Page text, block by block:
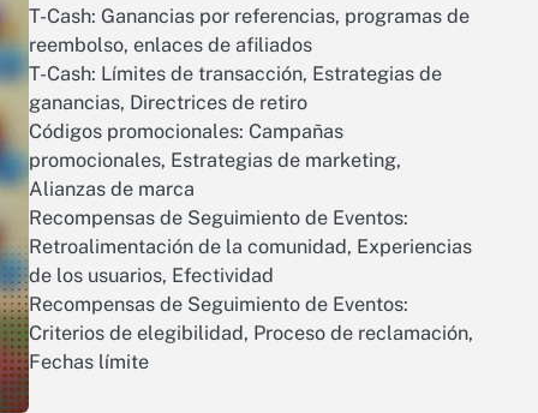
T-Cash: Ganancias por referencias, programas de
reembolso, enlaces de afiliados
T-Cash: Límites de transacción, Estrategias de
ganancias, Directrices de retiro
Códigos promocionales: Campañas
promocionales, Estrategias de marketing,
Alianzas de marca
Recompensas de Seguimiento de Eventos:
Retroalimentación de la comunidad, Experiencias
de los usuarios, Efectividad
Recompensas de Seguimiento de Eventos:
Criterios de elegibilidad, Proceso de reclamación,
Fechas límite